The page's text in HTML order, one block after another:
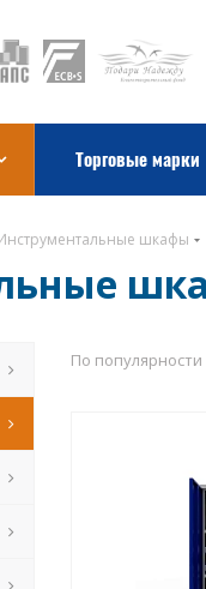
Торговые марки
шкафы
По популярности